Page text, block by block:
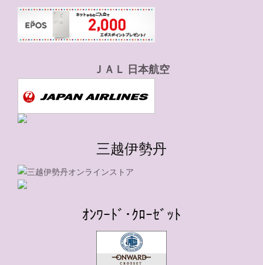
ＪＡＬ 日本航空
三越伊勢丹
ｵﾝﾜｰﾄﾞ･ｸﾛｰｾﾞｯﾄ